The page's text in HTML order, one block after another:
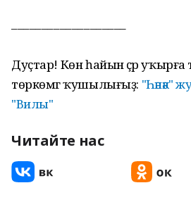
–––––––––––––––––––
Дуҫтар! Көн һайын әҫәр уҡырға
төркөмгә ҡушылығыҙ: "Һәнәк"
"Вилы"
Читайте нас